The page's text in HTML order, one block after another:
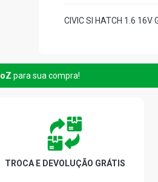
CIVIC SI HATCH 1.6
CIVIC EX IMPORTADO
CIVIC LX IMPORTADO
(1991 - 1992)
CIVIC LXB SEDAN 1.6
para sua compra!
TROCA E DEVOLUÇÃO GRÁTIS